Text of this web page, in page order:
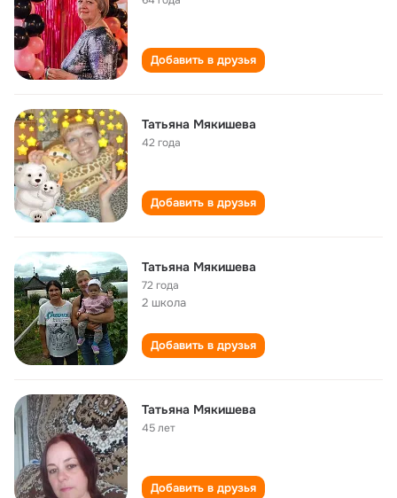
Добавить в друзья
Татьяна Мякишева
42 года
Добавить в друзья
Татьяна Мякишева
72 года
2 школа
Добавить в друзья
Татьяна Мякишева
45 лет
Добавить в друзья